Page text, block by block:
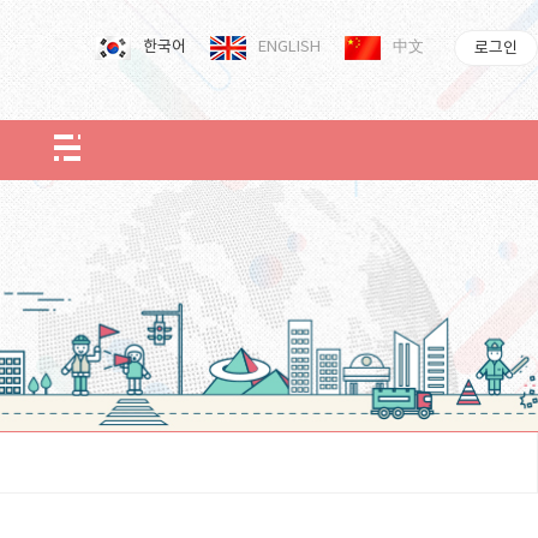
한국어 ENGLISH 中文 로그인